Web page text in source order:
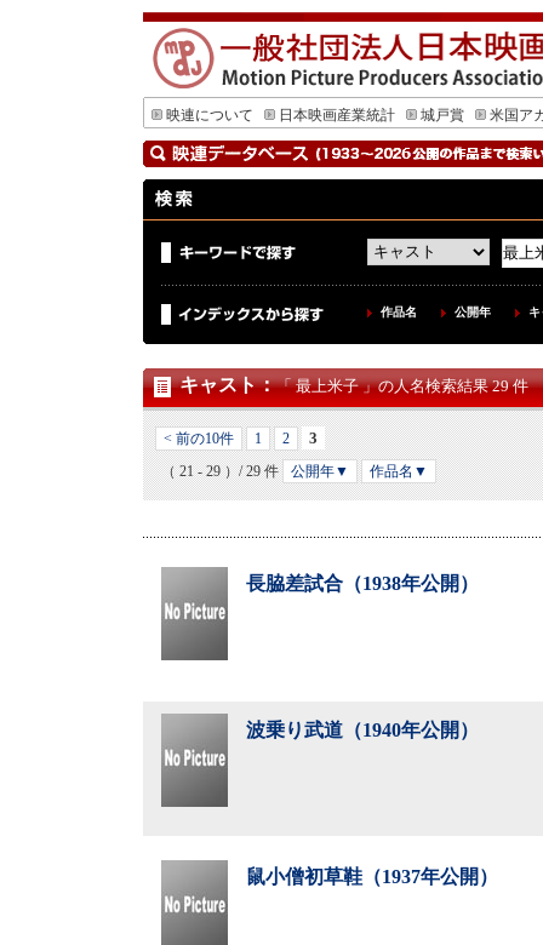
映連について 日本映画産業統計 城戸賞 米国ア
作品名 公開年
キャスト：「 最上米子 」の人名検索結果 29 件
< 前の10件 1 2 3
（ 21 - 29 ）/ 29 件 公開年▼ 作品名▼
長脇差試合（1938年公開）
波乗り武道（1940年公開）
鼠小僧初草鞋（1937年公開）